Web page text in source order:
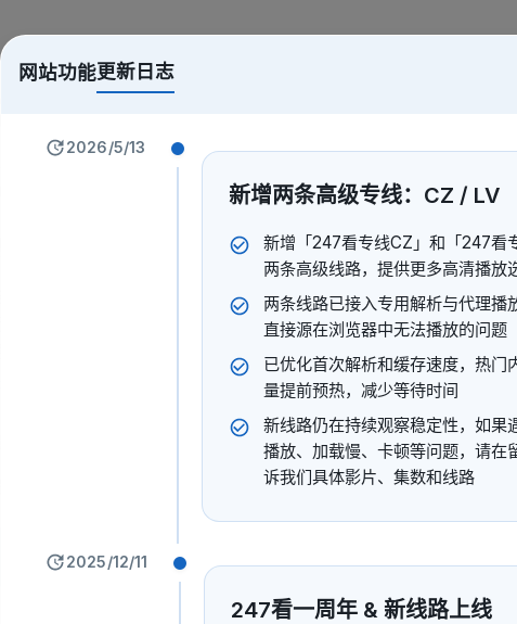
福,来福
广员赵来福刚到任，虽文化不高，却认准科技兴农这条路。他
的成亮生出矛盾；又因热心帮助养鸡户马大姐，惹来家庭误会。
。鱼塘死鱼暴露化工厂污水问题后，他坚持取证、守住排污口，
。
多
方晓莉
立即播放
网站功能更新日志
2026/5/13
新增两条高级专线：CZ / LV
新增「247看专线CZ」和「247看
两条高级线路，提供更多高清播放
两条线路已接入专用解析与代理播
直接源在浏览器中无法播放的问题
已优化首次解析和缓存速度，热门
量提前预热，减少等待时间
新线路仍在持续观察稳定性，如果
播放、加载慢、卡顿等问题，请在
诉我们具体影片、集数和线路
2025/12/11
247看一周年 & 新线路上线